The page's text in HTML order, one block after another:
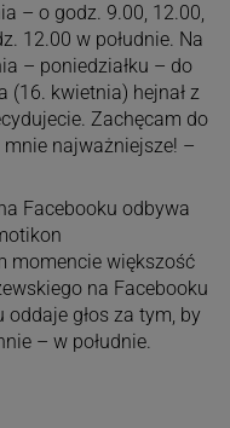
– o godz. 9.00, 12.00,
12.00 w południe. Na
– poniedziałku – do
(16. kwietnia) hejnał z
Zachęcam do
mnie najważniejsze! –
Facebooku odbywa
momencie większość
na Facebooku
oddaje głos za tym, by
– w południe.